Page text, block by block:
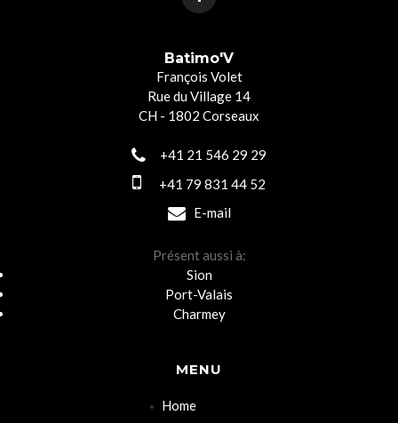
MENU
Home
Batimo'V
François Volet
Rue du Village 14
CH - 1802 Corseaux
+41 21 546 29 29
+41 79 831 44 52
E-mail
Présent aussi à:
Sion
Port-Valais
Charmey